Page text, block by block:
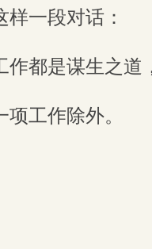
一段对话：
都是谋生之道
工作除外。